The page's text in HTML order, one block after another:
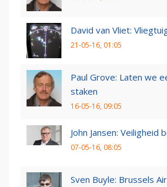
David van Vliet:
21-05-16, 01:05
Paul Grove: Laten we
staken
16-05-16, 09:05
John Jansen: Veiligheid
07-05-16, 08:05
Sven Buyle: Brussels